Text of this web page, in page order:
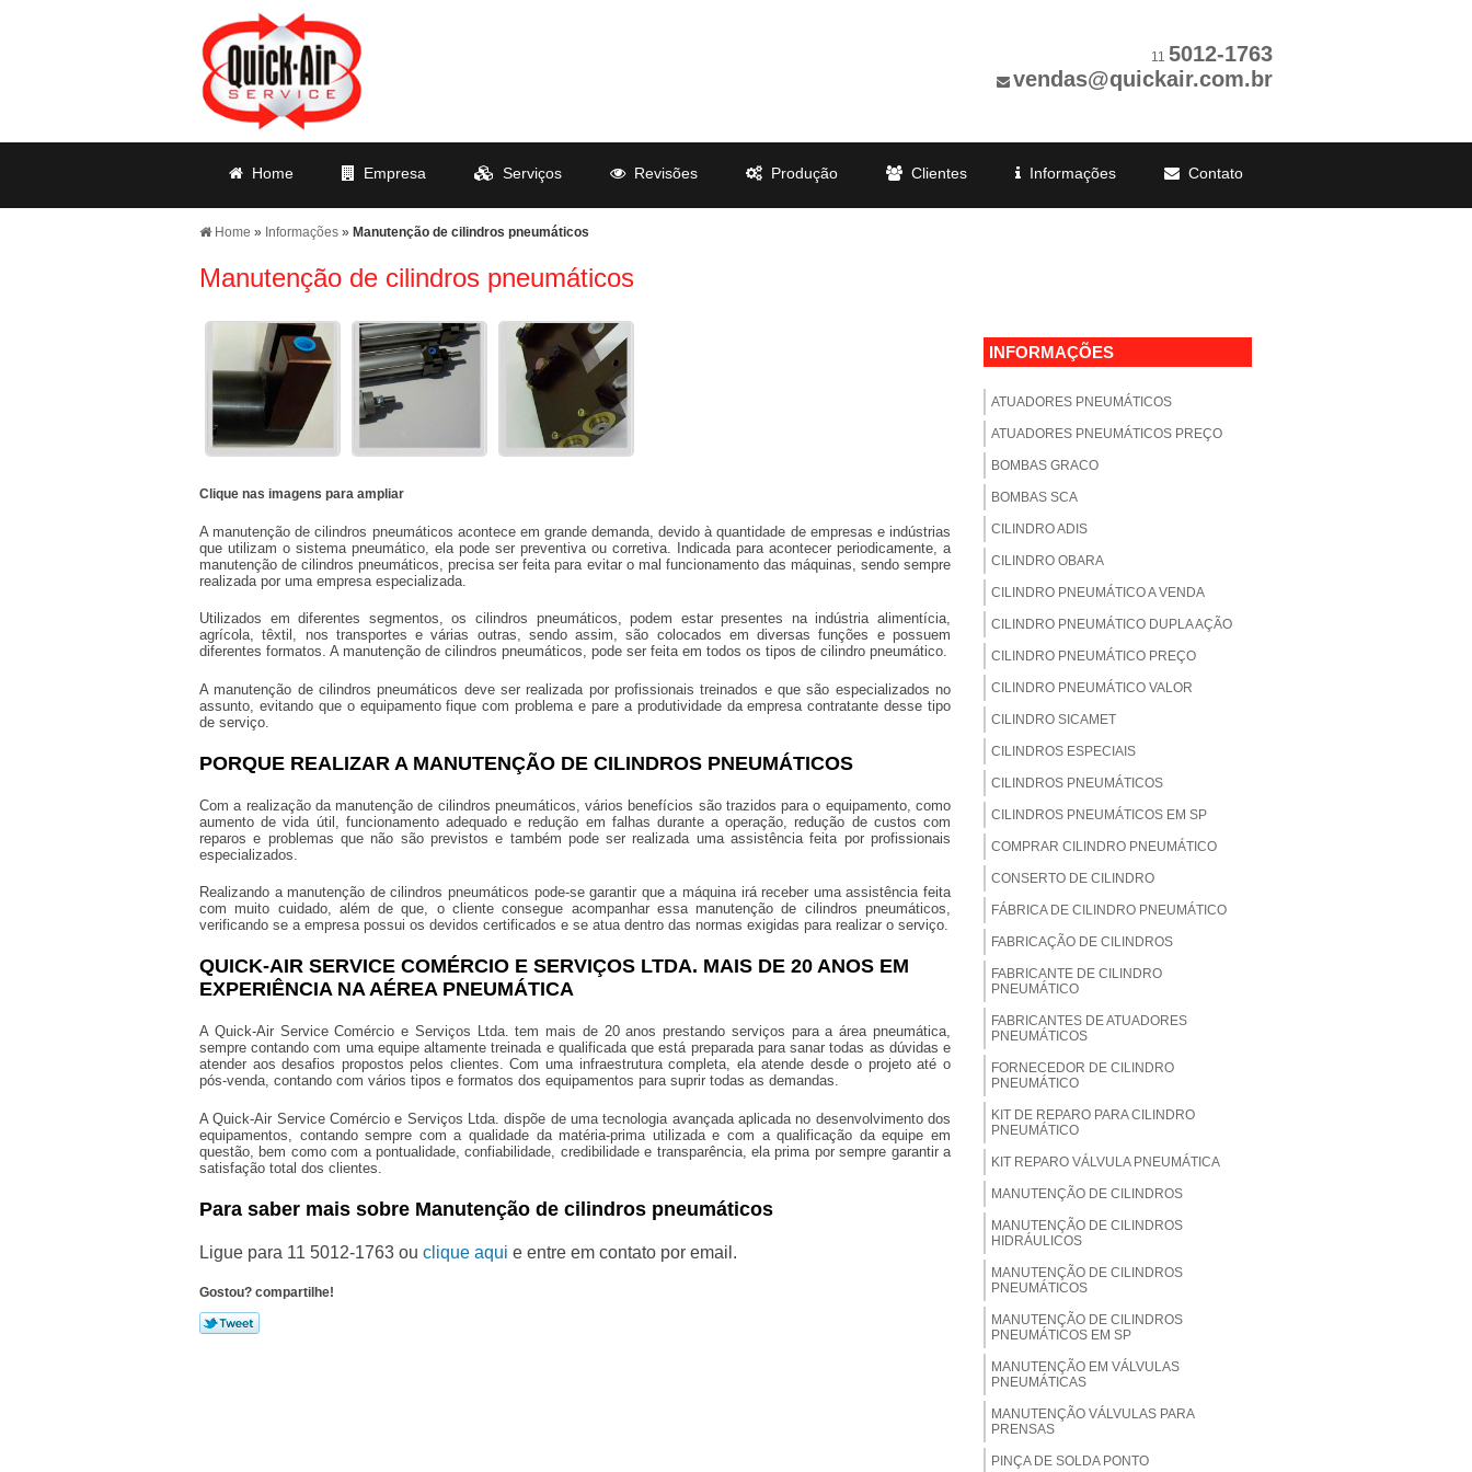
11 5012-1763
vendas@quickair.com.br
Home Empresa Serviços Revisões Produção Clientes Informações Contato
Home » Informações » Manutenção de cilindros pneumáticos
Manutenção de cilindros pneumáticos
Clique nas imagens para ampliar
A manutenção de cilindros pneumáticos acontece em grande demanda, devido à quantidade de empresas e indústrias
que utilizam o sistema pneumático, ela pode ser preventiva ou corretiva. Indicada para acontecer periodicamente, a
manutenção de cilindros pneumáticos , precisa ser feita para evitar o mal funcionamento das máquinas, sendo sempre
realizada por uma empresa especializada.
Utilizados em diferentes segmentos, os cilindros pneumáticos, podem estar presentes na indústria alimentícia,
agrícola, têxtil, nos transportes e várias outras, sendo assim, são colocados em diversas funções e possuem
diferentes formatos. A manutenção de cilindros pneumáticos, pode ser feita em todos os tipos de cilindro pneumático.
A manutenção de cilindros pneumáticos deve ser realizada por profissionais treinados e que são especializados no
assunto, evitando que o equipamento fique com problema e pare a produtividade da empresa contratante desse tipo
de serviço.
PORQUE REALIZAR A MANUTENÇÃO DE CILINDROS PNEUMÁTICOS
Com a realização da manutenção de cilindros pneumáticos , vários benefícios são trazidos para o equipamento, como
aumento de vida útil, funcionamento adequado e redução em falhas durante a operação, redução de custos com
reparos e problemas que não são previstos e também pode ser realizada uma assistência feita por profissionais
especializados.
Realizando a manutenção de cilindros pneumáticos pode-se garantir que a máquina irá receber uma assistência feita
com muito cuidado, além de que, o cliente consegue acompanhar essa manutenção de cilindros pneumáticos,
verificando se a empresa possui os devidos certificados e se atua dentro das normas exigidas para realizar o serviço.
QUICK-AIR SERVICE COMÉRCIO E SERVIÇOS LTDA. MAIS DE 20 ANOS EM
EXPERIÊNCIA NA AÉREA PNEUMÁTICA
A Quick-Air Service Comércio e Serviços Ltda. tem mais de 20 anos prestando serviços para a área pneumática,
sempre contando com uma equipe altamente treinada e qualificada que está preparada para sanar todas as dúvidas e
atender aos desafios propostos pelos clientes. Com uma infraestrutura completa, ela atende desde o projeto até o
pós-venda, contando com vários tipos e formatos dos equipamentos para suprir todas as demandas.
A Quick-Air Service Comércio e Serviços Ltda. dispõe de uma tecnologia avançada aplicada no desenvolvimento dos
equipamentos, contando sempre com a qualidade da matéria-prima utilizada e com a qualificação da equipe em
questão, bem como com a pontualidade, confiabilidade, credibilidade e transparência, ela prima por sempre garantir a
satisfação total dos clientes.
Para saber mais sobre Manutenção de cilindros pneumáticos
Ligue para 11 5012-1763 ou clique aqui e entre em contato por email.
Gostou? compartilhe!
INFORMAÇÕES
ATUADORES PNEUMÁTICOS
ATUADORES PNEUMÁTICOS PREÇO
BOMBAS GRACO
BOMBAS SCA
CILINDRO ADIS
CILINDRO OBARA
CILINDRO PNEUMÁTICO A VENDA
CILINDRO PNEUMÁTICO DUPLA AÇÃO
CILINDRO PNEUMÁTICO PREÇO
CILINDRO PNEUMÁTICO VALOR
CILINDRO SICAMET
CILINDROS ESPECIAIS
CILINDROS PNEUMÁTICOS
CILINDROS PNEUMÁTICOS EM SP
COMPRAR CILINDRO PNEUMÁTICO
CONSERTO DE CILINDRO
FÁBRICA DE CILINDRO PNEUMÁTICO
FABRICAÇÃO DE CILINDROS
FABRICANTE DE CILINDRO
PNEUMÁTICO
FABRICANTES DE ATUADORES
PNEUMÁTICOS
FORNECEDOR DE CILINDRO
PNEUMÁTICO
KIT DE REPARO PARA CILINDRO
PNEUMÁTICO
KIT REPARO VÁLVULA PNEUMÁTICA
MANUTENÇÃO DE CILINDROS
MANUTENÇÃO DE CILINDROS
HIDRÁULICOS
MANUTENÇÃO DE CILINDROS
PNEUMÁTICOS
MANUTENÇÃO DE CILINDROS
PNEUMÁTICOS EM SP
MANUTENÇÃO EM VÁLVULAS
PNEUMÁTICAS
MANUTENÇÃO VÁLVULAS PARA
PRENSAS
PINÇA DE SOLDA PONTO